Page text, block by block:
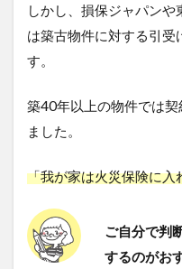
しかし、損保ジャパン
は築古物件に対する引
す。
築40年以上の物件では
ました。
「我が家は火災保険に入
ご自分で判
するのがお